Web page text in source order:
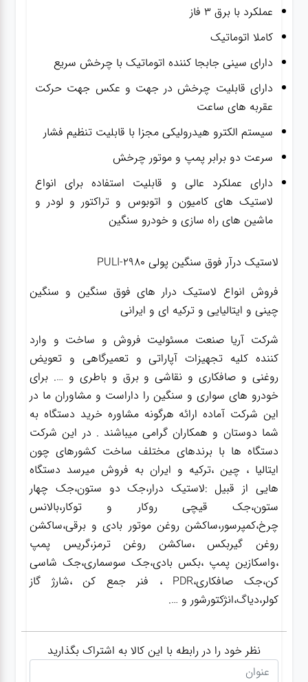
عملکرد با برق ۳ فاز
کاملا اتوماتیک
دارای سینی جابجا کننده اتوماتیک با چرخش سریع
دارای قابلیت چرخش در جهت و عکس جهت حرکت
عقربه های ساعت
سیستم الکترو هیدرولیکی مجزا با قابلیت تنظیم فشار
سرعت دو برابر پمپ و موتور چرخش
دارای عملکرد عالی و قابلیت استفاده برای انواع
لاستیک های کامیون و اتوبوس و تراکتور و لودر و
ماشین های راه سازی و خودرو سنگین
لاستیک درآر فوق سنگین پولی PULI-2980
فروش انواع لاستیک درار های فوق سنگین و سنگین
چینی و ایتالیایی و ترکیه ای و ایرانی
شرکت آریا صنعت مسئولیت فروش و ساخت و وارد
کننده کلیه تجهیزات آپاراتی و تعمیرگاهی و تعویض
روغنی و صافکاری و نقاشی و برق و باطری و …. برای
خودرو های سواری و سنگین را داراست و مشاوران ما در
این شرکت آماده ارائه هرگونه مشاوره خرید دستگاه به
شما دوستان و همکاران گرامی میباشند . در این شرکت
دستگاه ها با برندهای مختلف ساخت کشورهای چون
ایتالیا ، چین ،ترکیه و ایران به فروش میرسد دستگاه
هایی از قبیل :لاستیک درار،جک دو ستون،جک چهار
ستون،جک قیچی روکار و توکار،بالانس
چرخ،کمپرسور،ساکشن روغن موتور بادی و برقی،ساکشن
روغن گیربکس ،ساکشن روغن ترمز،گریس پمپ
،واسکازین پمپ ،بکس بادی،جک سوسماری،جک شاسی
کن،جک صافکاری،PDR ، فنر جمع کن ،شارژ گاز
کولر،دیاگ،انژکتورشور و ….
نظر خود را در رابطه با این کالا به اشتراک بگذارید